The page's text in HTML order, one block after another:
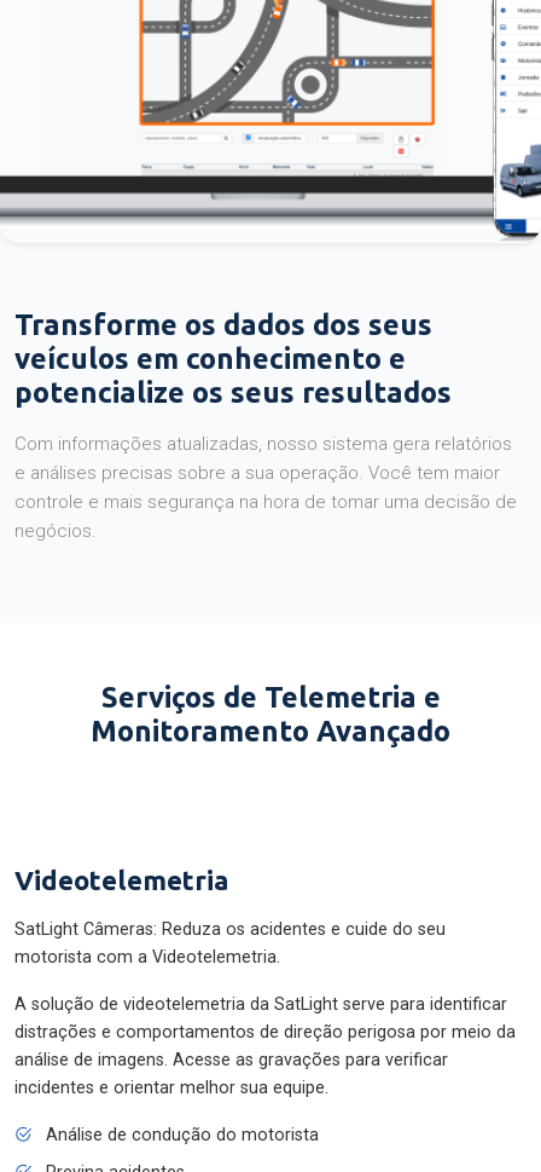
Transforme os dados dos seus
veículos em conhecimento e
potencialize os seus resultados
Com informações atualizadas, nosso sistema gera relatórios
e análises precisas sobre a sua operação. Você tem maior
controle e mais segurança na hora de tomar uma decisão de
negócios.
Serviços de Telemetria e
Monitoramento Avançado
Videotelemetria
SatLight Câmeras: Reduza os acidentes e cuide do seu
motorista com a Videotelemetria.
A solução de videotelemetria da SatLight serve para identificar
distrações e comportamentos de direção perigosa por meio da
análise de imagens. Acesse as gravações para verificar
incidentes e orientar melhor sua equipe.
Análise de condução do motorista